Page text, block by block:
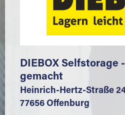
DIEBOX Selfstorage
gemacht
Heinrich-Hertz-Straße
77656 Offenburg